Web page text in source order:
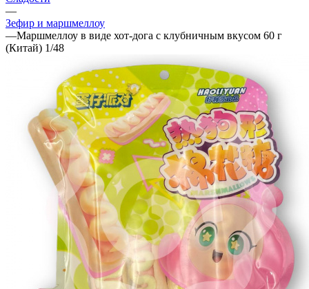
—
Зефир и маршмеллоу
—Маршмеллоу в виде хот-дога с клубничным вкусом 60 г
(Китай) 1/48